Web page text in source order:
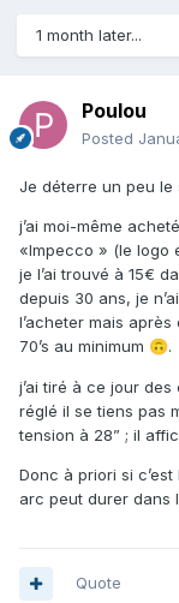
1 month later...
Poulou
Posted
Je déterre un peu le
j’ai moi-même
«Impecco » (le logo
je l’ai trouvé à 15€
depuis 30 ans, je
l’acheter mais
70’s au minimum 🙃.
j’ai tiré à ce jour
réglé il se tiens pas
tension à 28” ; il
Donc à priori si
arc peut durer dans
Quote